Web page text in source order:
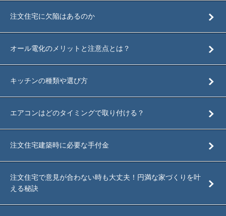
注文住宅に欠陥はあるのか
オール電化のメリットと注意点とは？
キッチンの種類や選び方
エアコンはどのタイミングで取り付ける？
注文住宅建築時に必要な手付金
注文住宅で意見が合わない時も大丈夫！円満な家づくりを叶
える秘訣